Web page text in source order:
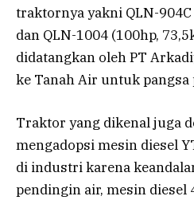
traktornya yakni QLN-904C
dan QLN-1004 (100hp,
didatangkan oleh PT
ke Tanah Air untuk pangsa
Traktor yang dikenal juga
mengadopsi mesin diesel
di industri karena
pendingin air, mesin diesel